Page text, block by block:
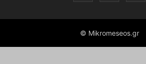
© Mikromeseos.gr